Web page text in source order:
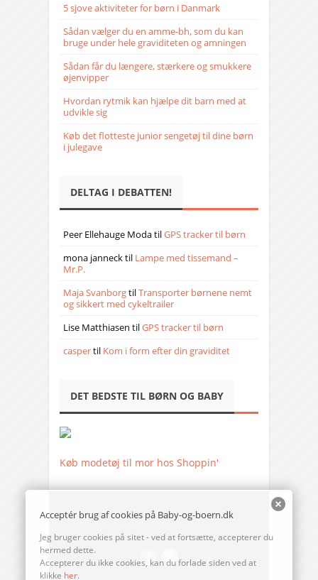
5 sjove aktiviteter for børn i Danmark
Sådan vælger du en amme-bh, som du kan
bruge under hele graviditeten og amningen
Sådan får du længere, stærkere og smukkere
øjenvipper
Hvordan rytmik kan hjælpe dit barn med at
udvikle sig
Køb det flotteste junior sengetøj til dine børn
i julegave
DELTAG I DEBATTEN!
Peer Ellehauge ModatilGPS tracker til børn
mona jannecktil Lampe med tissemand –
Mr.P.
Maja SvanborgtilTransporter børnene nemt
og sikkert med cykeltrailer
Lise Matthiasen tilGPS tracker til børn
caspertil Kom i form efter din graviditet
DET BEDSTE TIL BØRN OG BABY
Køb modetøj til mor hos Shoppin'
Acceptér brug af cookies på Baby-og-boern.dk
Jeg bruger cookies på sitet - ved at fortsætte, accepterer du
hermed dette.
Accepterer du ikke cookies, kan du forlade siden ved at
klikke her.